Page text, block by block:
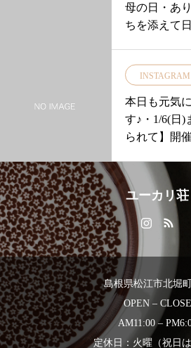
母の日・あ
ちを添えて
シンの折り
りアームカ
ます・・「
み日傘」…
折り畳み式
で使わない
小さく持ち
になられる
めておくこ
◎・シンプ
ンは洋装和
服に合わせ
カット率も
しっかりカ
¥14,000+税
INSTAGRAM
本日も元気
す♪・1/6(日)
られて】開
HIOKl」を
お正月に向
の楽しみに
点もの。。
おりますご
をつけてご
島根#松江#
sou#ライフ
クトショッ
行#島根旅#
ユーカリ荘
島根県松江市北堀
OPEN – CLOSE
AM11:00 –
定休日：火曜（祝日は